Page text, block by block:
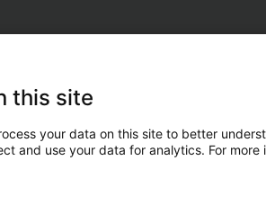
this site
your data on this site to better
and use your data for analytics. For more